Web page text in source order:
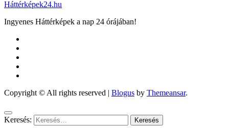
Háttérképek24.hu
Ingyenes Háttérképek a nap 24 órájában!
Copyright © All rights reserved | Blogus by Themeansar.
Keresés: